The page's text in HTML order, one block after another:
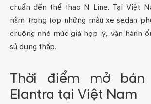
chuẩn đến thể thao N Line. Tại Việt
nằm trong top những mẫu xe sedan
chuộng nhờ mức giá hợp lý, vận hành
sử dụng thấp.
Thời điểm mở bán
Elantra tại Việt Nam